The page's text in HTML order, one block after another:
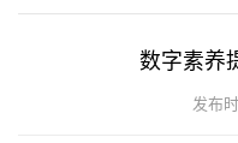
数字素养
发布